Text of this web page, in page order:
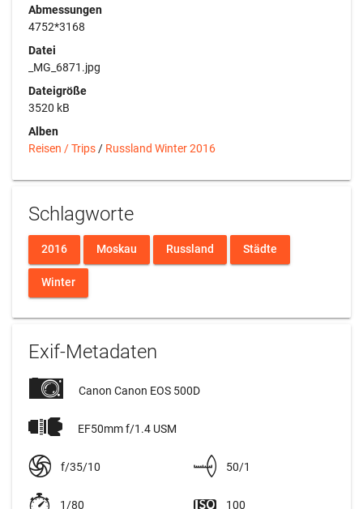
Abmessungen
4752*3168
Datei
_MG_6871.jpg
Dateigröße
3520 kB
Alben
Reisen / Trips / Russland Winter 2016
Schlagworte
2016 Moskau Russland Städte
Winter
Exif-Metadaten
Canon Canon EOS 500D
EF50mm f/1.4 USM
f/35/10 50/1
1/80 100